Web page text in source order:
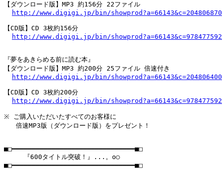
【ダウンロード版】MP3 約156分 22ファイル
http://www.digigi.jp/bin/
【CD版】CD 3枚約156分
http://www.digigi.jp/bin/
『夢をあきらめる前に読む本』
【ダウンロード版】MP3 約200分 25ファイル 倍速付き
http://www.digigi.jp/bin/
【CD版】CD 3枚約200分
http://www.digigi.jp/bin/
※ ご購入いただいたすべてのお客様に
   倍速MP3版（ダウンロード版）をプレゼント！
■□━━━━━━━━━━━━━━━━━━━━━━━━━━━━━━━■□
     『600タイトル突破！』...。o○
■□━━━━━━━━━━━━━━━━━━━━━━━━━━━━━━━■□